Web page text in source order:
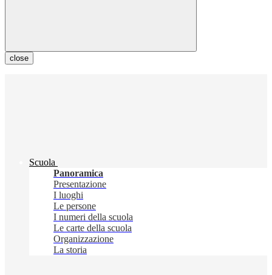
close
Scuola
Panoramica
Presentazione
I luoghi
Le persone
I numeri della scuola
Le carte della scuola
Organizzazione
La storia